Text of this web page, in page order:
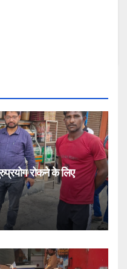
रोकने के लिए